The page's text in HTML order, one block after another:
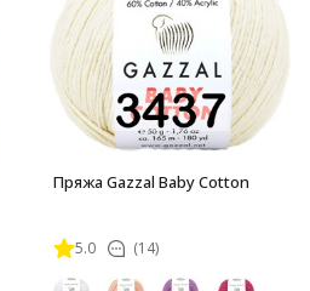
Пряжа Gazzal Baby Cotton
5.0 (14)